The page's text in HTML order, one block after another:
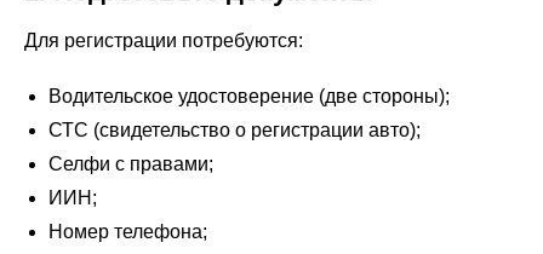
Для регистрации потребуются:
Водительское удостоверение (две стороны);
СТС (свидетельство о регистрации авто);
Селфи с правами;
ИИН;
Номер телефона;